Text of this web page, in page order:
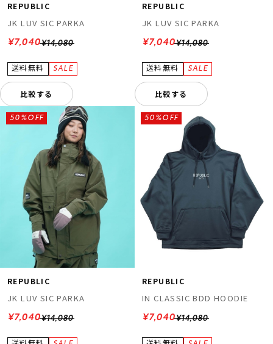
REPUBLIC
JK LUV SIC PARKA
¥14,080
¥7,040
比較する
REPUBLIC
JK LUV SIC PARKA
¥14,080
¥7,040
比較する
REPUBLIC
JK LUV SIC PARKA
¥14,080
50%OFF
¥7,040
REPUBLIC
IN CLASSIC BDD HOODIE
¥14,080
50%OFF
¥7,040